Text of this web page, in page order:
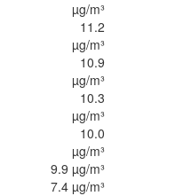
µg/m³
11.2
µg/m³
10.9
µg/m³
10.3
µg/m³
10.0
µg/m³
9.9 µg/m³
7.4 µg/m³